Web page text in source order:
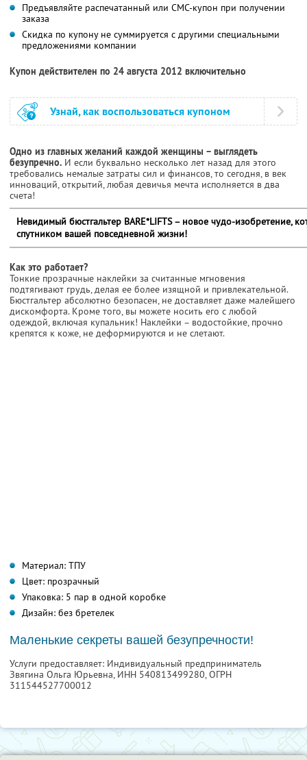
Предъявляйте распечатанный или СМС-купон при получении
заказа
Скидка по купону не суммируется с другими специальными
предложениями компании
Купон действителен по 24 августа 2012 включительно
Узнай, как воспользоваться купоном
Одно из главных желаний каждой женщины – выглядеть
безупречно. И если буквально несколько лет назад для этого
требовались немалые затраты сил и финансов, то сегодня, в век
инноваций, открытий, любая девичья мечта исполняется в два
счета!
Невидимый бюстгальтер BARE*LIFTS – новое чудо-изобретение,
спутником вашей повседневной жизни!
Как это работает?
Тонкие прозрачные наклейки за считанные мгновения
подтягивают грудь, делая ее более изящной и привлекательной.
Бюстгальтер абсолютно безопасен, не доставляет даже малейшего
дискомфорта. Кроме того, вы можете носить его с любой
одеждой, включая купальник! Наклейки – водостойкие, прочно
крепятся к коже, не деформируются и не слетают.
Материал: ТПУ
Цвет: прозрачный
Упаковка: 5 пар в одной коробке
Дизайн: без бретелек
Маленькие секреты вашей безупречности!
Услуги предоставляет: Индивидуальный предприниматель
Звягина Ольга Юрьевна, ИНН 540813499280, ОГРН
311544527700012